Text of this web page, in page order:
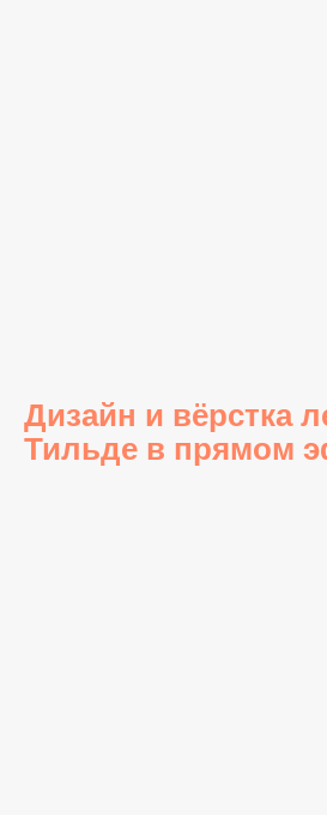
Дизайн и вёрстка
Тильде в прямом